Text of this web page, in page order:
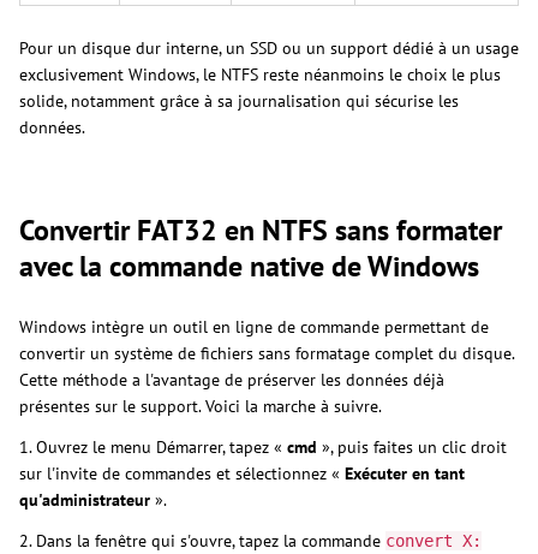
Pour un disque dur interne, un SSD ou un support dédié à un usage
exclusivement Windows, le NTFS reste néanmoins le choix le plus
solide, notamment grâce à sa journalisation qui sécurise les
données.
Convertir FAT32 en NTFS sans formater
avec la commande native de Windows
Windows intègre un outil en ligne de commande permettant de
convertir un système de fichiers sans formatage complet du disque.
Cette méthode a l'avantage de préserver les données déjà
présentes sur le support. Voici la marche à suivre.
1. Ouvrez le menu Démarrer, tapez « cmd », puis faites un clic droit
sur l'invite de commandes et sélectionnez « Exécuter en tant
qu'administrateur ».
2. Dans la fenêtre qui s'ouvre, tapez la commande convert X: